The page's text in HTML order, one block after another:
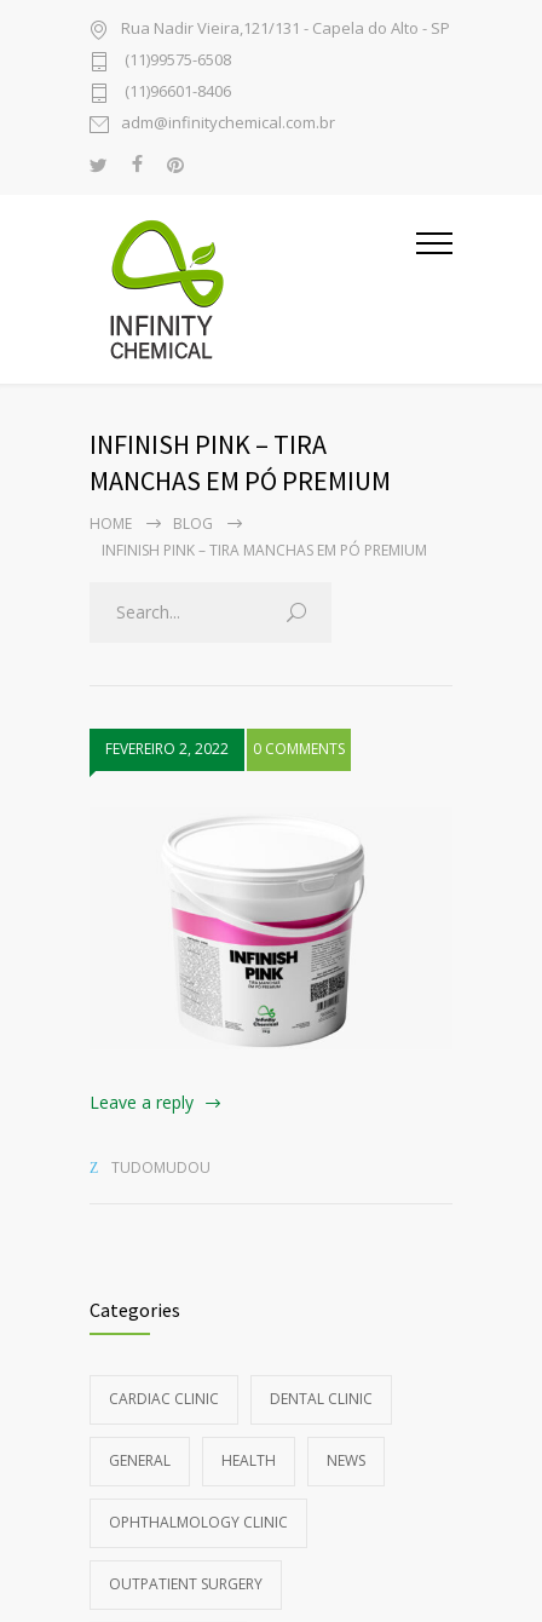
Rua Nadir Vieira,121/131 - Capela do Alto - SP
(11)99575-6508
(11)96601-8406
adm@infinitychemical.com.br
INFINISH PINK – TIRA
MANCHAS EM PÓ PREMIUM
HOME
BLOG
INFINISH PINK – TIRA MANCHAS EM PÓ PREMIUM
FEVEREIRO 2, 2022 0 COMMENTS
Leave a reply
TUDOMUDOU
Categories
CARDIAC CLINIC DENTAL CLINIC
GENERAL HEALTH NEWS
OPHTHALMOLOGY CLINIC
OUTPATIENT SURGERY